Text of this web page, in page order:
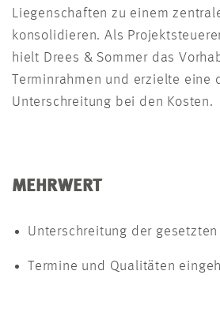
Liegenschaften zu einem
konsolidieren. Als
hielt Drees & Sommer das
Terminrahmen und erzielte eine
Unterschreitung bei den Kosten.
MEHRWERT
Unterschreitung der
Termine und Qualitäten